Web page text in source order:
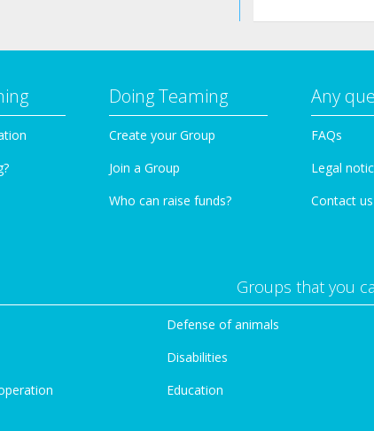
Doing Teaming
Create your Group
Join a Group
Who can raise funds?
Any
FAQs
Legal
Contact us
Groups that you
Defense of animals
Disabilities
Education